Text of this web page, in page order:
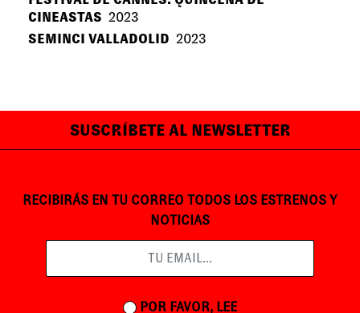
CINEASTAS 2023
SEMINCI VALLADOLID 2023
SUSCRÍBETE AL NEWSLETTER
RECIBIRÁS EN TU CORREO TODOS LOS ESTRENOS Y
NOTICIAS
POR FAVOR, LEE